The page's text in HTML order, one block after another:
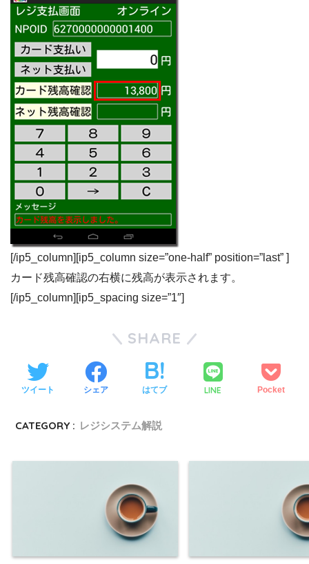
[/ip5_column][ip5_column size=”one-half” position=”last” ]
カード残高確認の右横に残高が表示されます。
[/ip5_column][ip5_spacing size=”1″]
SHARE
ツイート シェア はてブ LINE Pocket
CATEGORY : レジシステム解説